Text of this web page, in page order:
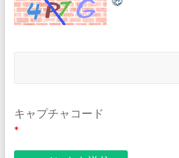
キャプチャコード
*